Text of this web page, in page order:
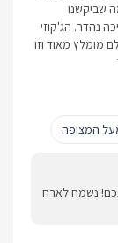
נוחות כל מה שביקשנו
נהדר. הג'קוזי
מומלץ מאוד וזו
המצופה
נשמח לארח